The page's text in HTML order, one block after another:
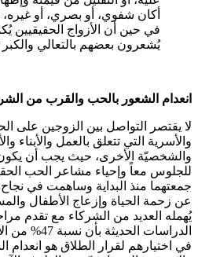
أكان شفوي، أو بصري، أو
في حين أن الأزواج الحقيقيين
يُشعرون بعضهم بالتعالي
انعدام الشعور بالحب والقرب من
لا يقتصر التواصل بين الزوجين على
والأسرية التي تتعلق بالعمل والأبناء
والشخصيّة الأخرى، حيث يجب أن
للجلوس معاً وإحياء مشاعر الحب
جمعتهما منذ البداية وساهمت في نجاح
عن زحمة الحياة وإزعاج الأطفال
يُهمله العديد من الشركاء مع تقدم
الدراسات
في اختيارهم لقرار الطلاق هو انعدام